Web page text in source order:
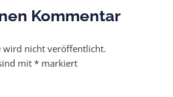
Kommentar
wird nicht veröffentlicht.
mit * markiert